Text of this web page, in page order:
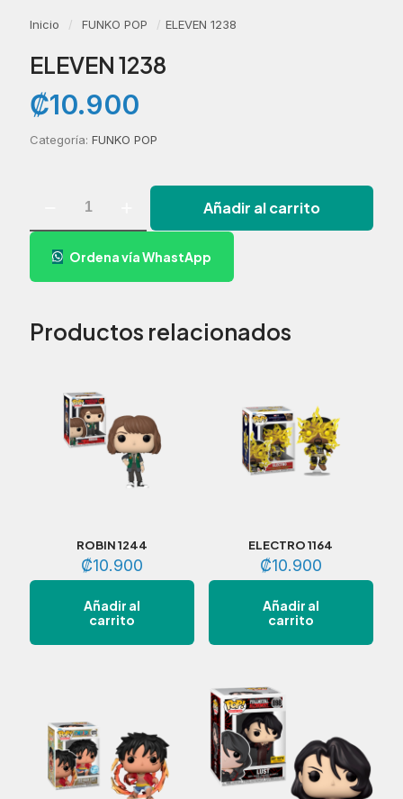
Inicio / FUNKO POP / ELEVEN 1238
ELEVEN 1238
₡10.900
Categoría: FUNKO POP
Añadir al carrito
Ordena vía WhastApp
Productos relacionados
ROBIN 1244
₡10.900
Añadir al
carrito
ELECTRO 1164
₡10.900
Añadir al
carrito